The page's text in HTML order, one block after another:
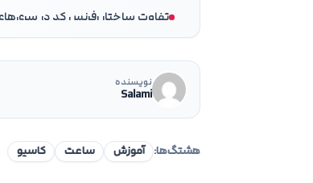
تفاوت ساختار رفرنس کد در
ساختار کد رفرنس در ساعت‌های Edifice و Vintage
دانستن ساختار رفرنس کد ساعت
نویسنده
Salami
هشتگ‌ها: آموزش ساعت کاسیو